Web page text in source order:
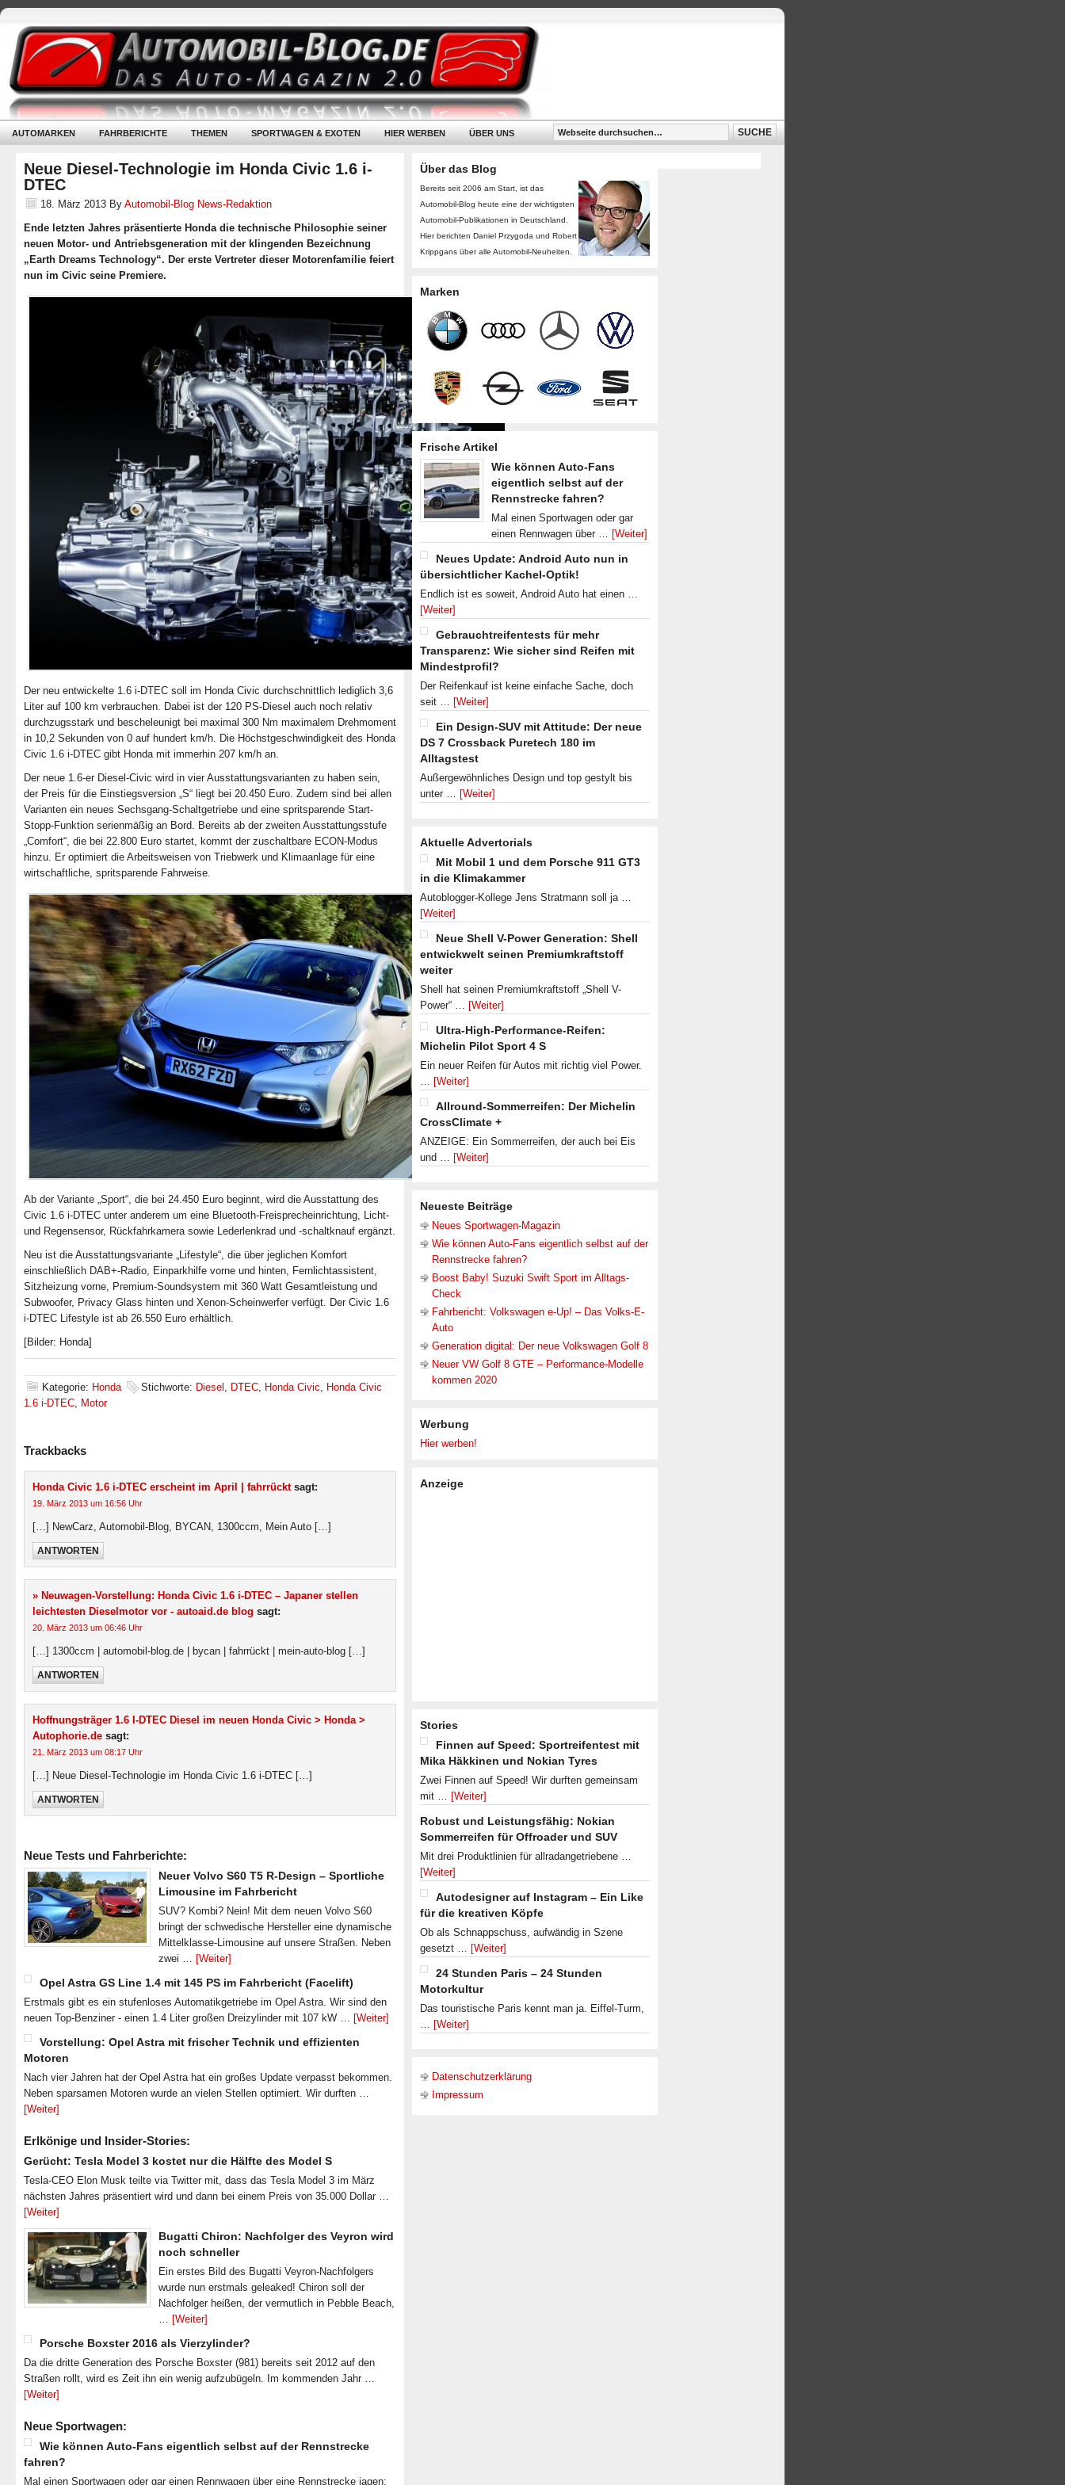
AUTOMARKEN FAHRBERICHTE THEMEN SPORTWAGEN & EXOTEN HIER WERBEN ÜBER UNS
Neue Diesel-Technologie im Honda Civic 1.6 i-
DTEC
18. März 2013 By Automobil-Blog News-Redaktion
Ende letzten Jahres präsentierte Honda die technische Philosophie seiner
neuen Motor- und Antriebsgeneration mit der klingenden Bezeichnung
„Earth Dreams Technology“. Der erste Vertreter dieser Motorenfamilie feiert
nun im Civic seine Premiere.
Der neu entwickelte 1.6 i-DTEC soll im Honda Civic durchschnittlich lediglich 3,6
Liter auf 100 km verbrauchen. Dabei ist der 120 PS-Diesel auch noch relativ
durchzugsstark und bescheleunigt bei maximal 300 Nm maximalem Drehmoment
in 10,2 Sekunden von 0 auf hundert km/h. Die Höchstgeschwindigkeit des Honda
Civic 1.6 i-DTEC gibt Honda mit immerhin 207 km/h an.
Der neue 1.6-er Diesel-Civic wird in vier Ausstattungsvarianten zu haben sein,
der Preis für die Einstiegsversion „S“ liegt bei 20.450 Euro. Zudem sind bei allen
Varianten ein neues Sechsgang-Schaltgetriebe und eine spritsparende Start-
Stopp-Funktion serienmäßig an Bord. Bereits ab der zweiten Ausstattungsstufe
„Comfort“, die bei 22.800 Euro startet, kommt der zuschaltbare ECON-Modus
hinzu. Er optimiert die Arbeitsweisen von Triebwerk und Klimaanlage für eine
wirtschaftliche, spritsparende Fahrweise.
Ab der Variante „Sport“, die bei 24.450 Euro beginnt, wird die Ausstattung des
Civic 1.6 i-DTEC unter anderem um eine Bluetooth-Freisprecheinrichtung, Licht-
und Regensensor, Rückfahrkamera sowie Lederlenkrad und -schaltknauf ergänzt.
Neu ist die Ausstattungsvariante „Lifestyle“, die über jeglichen Komfort
einschließlich DAB+-Radio, Einparkhilfe vorne und hinten, Fernlichtassistent,
Sitzheizung vorne, Premium-Soundsystem mit 360 Watt Gesamtleistung und
Subwoofer, Privacy Glass hinten und Xenon-Scheinwerfer verfügt. Der Civic 1.6
i-DTEC Lifestyle ist ab 26.550 Euro erhältlich.
[Bilder: Honda]
Kategorie: Honda Stichworte: Diesel , DTEC, Honda Civic, Honda Civic
1.6 i-DTEC, Motor
Trackbacks
Honda Civic 1.6 i-DTEC erscheint im April | fahrrückt sagt:
19. März 2013 um 16:56 Uhr
[…] NewCarz, Automobil-Blog, BYCAN, 1300ccm, Mein Auto […]
ANTWORTEN
» Neuwagen-Vorstellung: Honda Civic 1.6 i-DTEC – Japaner stellen
leichtesten Dieselmotor vor - autoaid.de blog sagt:
20. März 2013 um 06:46 Uhr
[…] 1300ccm | automobil-blog.de | bycan | fahrrückt | mein-auto-blog […]
ANTWORTEN
Hoffnungsträger 1.6 I-DTEC Diesel im neuen Honda Civic > Honda >
Autophorie.de sagt:
21. März 2013 um 08:17 Uhr
[…] Neue Diesel-Technologie im Honda Civic 1.6 i-DTEC […]
ANTWORTEN
Neue Tests und Fahrberichte:
Neuer Volvo S60 T5 R-Design – Sportliche
Limousine im Fahrbericht
SUV? Kombi? Nein! Mit dem neuen Volvo S60
bringt der schwedische Hersteller eine dynamische
Mittelklasse-Limousine auf unsere Straßen. Neben
zwei … [Weiter]
Opel Astra GS Line 1.4 mit 145 PS im Fahrbericht (Facelift)
Erstmals gibt es ein stufenloses Automatikgetriebe im Opel Astra. Wir sind den
neuen Top-Benziner - einen 1.4 Liter großen Dreizylinder mit 107 kW … [Weiter]
Vorstellung: Opel Astra mit frischer Technik und effizienten
Motoren
Nach vier Jahren hat der Opel Astra hat ein großes Update verpasst bekommen.
Neben sparsamen Motoren wurde an vielen Stellen optimiert. Wir durften …
[Weiter]
Erlkönige und Insider-Stories:
Gerücht: Tesla Model 3 kostet nur die Hälfte des Model S
Tesla-CEO Elon Musk teilte via Twitter mit, dass das Tesla Model 3 im März
nächsten Jahres präsentiert wird und dann bei einem Preis von 35.000 Dollar …
[Weiter]
Bugatti Chiron: Nachfolger des Veyron wird
noch schneller
Ein erstes Bild des Bugatti Veyron-Nachfolgers
wurde nun erstmals geleaked! Chiron soll der
Nachfolger heißen, der vermutlich in Pebble Beach,
… [Weiter]
Porsche Boxster 2016 als Vierzylinder?
Da die dritte Generation des Porsche Boxster (981) bereits seit 2012 auf den
Straßen rollt, wird es Zeit ihn ein wenig aufzubügeln. Im kommenden Jahr …
[Weiter]
Neue Sportwagen:
Wie können Auto-Fans eigentlich selbst auf der Rennstrecke
fahren?
Mal einen Sportwagen oder gar einen Rennwagen über eine Rennstrecke jagen:
Über das Blog
Bereits seit 2006 am Start, ist das
Automobil-Blog heute eine der wichtigsten
Automobil-Publikationen in Deutschland.
Hier berichten Daniel Przygoda und Robert
Krippgans über alle Automobil-Neuheiten.
Marken
Frische Artikel
Wie können Auto-Fans
eigentlich selbst auf der
Rennstrecke fahren?
Mal einen Sportwagen oder gar
einen Rennwagen über … [Weiter]
Neues Update: Android Auto nun in
übersichtlicher Kachel-Optik!
Endlich ist es soweit, Android Auto hat einen …
[Weiter]
Gebrauchtreifentests für mehr
Transparenz: Wie sicher sind Reifen mit
Mindestprofil?
Der Reifenkauf ist keine einfache Sache, doch
seit … [Weiter]
Ein Design-SUV mit Attitude: Der neue
DS 7 Crossback Puretech 180 im
Alltagstest
Außergewöhnliches Design und top gestylt bis
unter … [Weiter]
Aktuelle Advertorials
Mit Mobil 1 und dem Porsche 911 GT3
in die Klimakammer
Autoblogger-Kollege Jens Stratmann soll ja …
[Weiter]
Neue Shell V-Power Generation: Shell
entwickwelt seinen Premiumkraftstoff
weiter
Shell hat seinen Premiumkraftstoff „Shell V-
Power“ … [Weiter]
Ultra-High-Performance-Reifen:
Michelin Pilot Sport 4 S
Ein neuer Reifen für Autos mit richtig viel Power.
… [Weiter]
Allround-Sommerreifen: Der Michelin
CrossClimate +
ANZEIGE: Ein Sommerreifen, der auch bei Eis
und … [Weiter]
Neueste Beiträge
Neues Sportwagen-Magazin
Wie können Auto-Fans eigentlich selbst auf der
Rennstrecke fahren?
Boost Baby! Suzuki Swift Sport im Alltags-
Check
Fahrbericht: Volkswagen e-Up! – Das Volks-E-
Auto
Generation digital: Der neue Volkswagen Golf 8
Neuer VW Golf 8 GTE – Performance-Modelle
kommen 2020
Werbung
Hier werben!
Anzeige
Stories
Finnen auf Speed: Sportreifentest mit
Mika Häkkinen und Nokian Tyres
Zwei Finnen auf Speed! Wir durften gemeinsam
mit … [Weiter]
Robust und Leistungsfähig: Nokian
Sommerreifen für Offroader und SUV
Mit drei Produktlinien für allradangetriebene …
[Weiter]
Autodesigner auf Instagram – Ein Like
für die kreativen Köpfe
Ob als Schnappschuss, aufwändig in Szene
gesetzt … [Weiter]
24 Stunden Paris – 24 Stunden
Motorkultur
Das touristische Paris kennt man ja. Eiffel-Turm,
… [Weiter]
Datenschutzerklärung
Impressum